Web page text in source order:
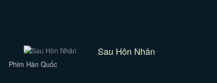
Sau Hôn Nhân
Phim Hàn Quốc